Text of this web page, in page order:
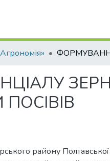
району Полтавської